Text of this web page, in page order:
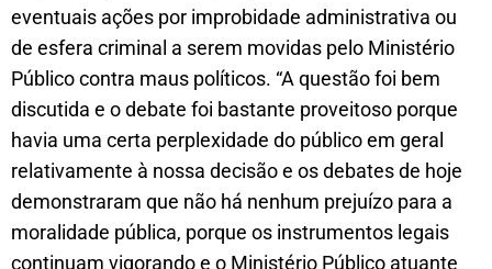
eventuais ações por improbidade administrativa ou
de esfera criminal a serem movidas pelo Ministério
Público contra maus políticos. “A questão foi bem
discutida e o debate foi bastante proveitoso porque
havia uma certa perplexidade do público em geral
relativamente à nossa decisão e os debates de hoje
demonstraram que não há nenhum prejuízo para a
moralidade pública, porque os instrumentos legais
continuam vigorando e o Ministério Público atuante